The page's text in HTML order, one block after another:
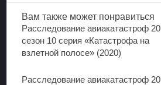
Вам также может понравиться
Расследование авиакатастроф 20
сезон 10 серия «Катастрофа на
взлетной полосе» (2020)
Расследование авиакатастроф 20